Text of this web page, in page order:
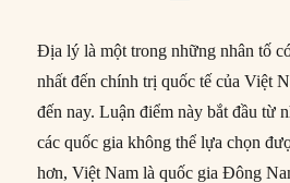
Địa lý là một trong những nhân tố
nhất đến chính trị quốc tế của Việt
đến nay. Luận điểm này bắt đầu từ
các quốc gia không thể lựa chọn
hơn, Việt Nam là quốc gia Đông